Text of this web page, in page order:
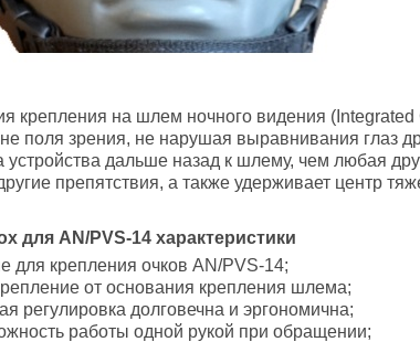
крепления на шлем ночного видения
поля зрения, не нарушая выравнивания глаз
устройства дальше назад к шлему, чем любая
препятствия, а также удерживает центр
для AN/PVS-14 характеристики
для крепления очков AN/PVS-14;
от основания крепления шлема;
регулировка долговечна и эргономична;
работы одной рукой при обращении;